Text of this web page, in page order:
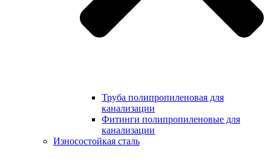
Труба полипропиленовая для
канализации
Фитинги полипропиленовые для
канализации
Износостойкая сталь